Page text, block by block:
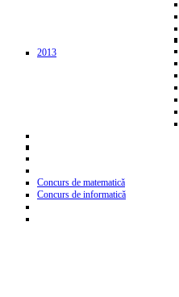
2013
Concurs de matematică
Concurs de informatică